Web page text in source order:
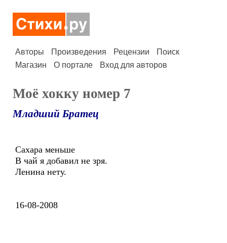
Авторы Произведения Рецензии
Поиск
Магазин
О портале Вход для авторов
Моё хокку номер 7
Младший Братец
Сахара меньше
В чай я добавил не зря.
Ленина нету.
16-08-2008